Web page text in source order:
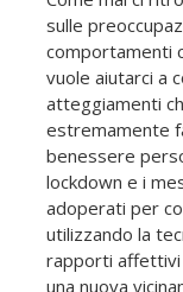
sulle
comportamenti
vuole aiutarci a
atteggiamenti
estremamente
benessere
lockdown e i
adoperati per
utilizzando la
rapporti affettivi
una nuova